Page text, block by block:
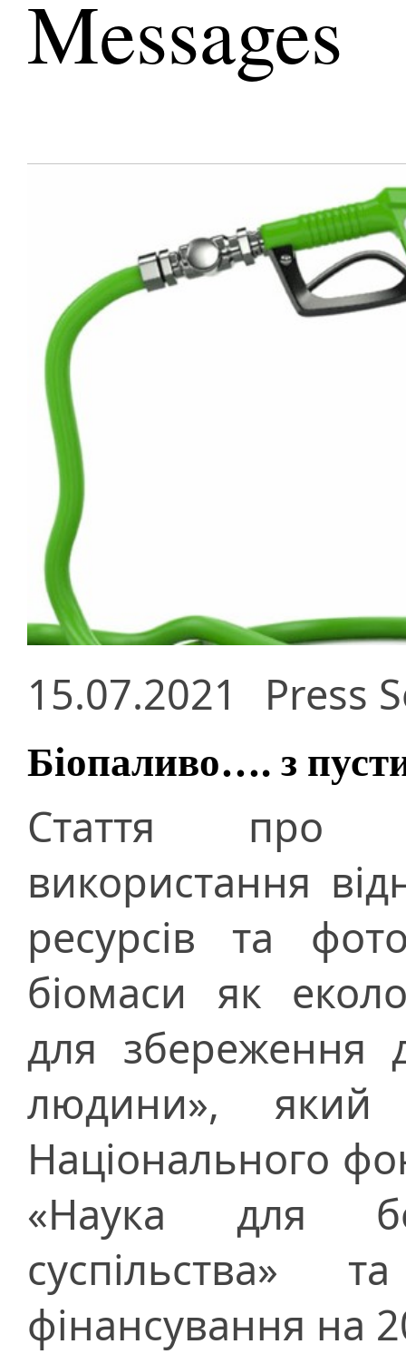
Messages
15.07.2021 Press
Біопаливо…. з
Стаття про
використання
ресурсів та
біомаси як
для збереження
людини», який
Національного
«Наука для
суспільства»
фінансування на